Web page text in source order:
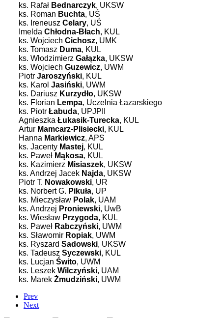
ks. Rafał Bednarczyk, UKSW
ks. Roman Buchta, UŚ
ks. Ireneusz Celary, UŚ
Imelda Chłodna-Błach, KUL
ks. Wojciech Cichosz, UMK
ks. Tomasz Duma, KUL
ks. Włodzimierz Gałązka, UKSW
ks. Wojciech Guzewicz, UWM
Piotr Jaroszyński, KUL
ks. Karol Jasiński, UWM
ks. Dariusz Kurzydło, UKSW
ks. Florian Lempa, Uczelnia Łazarskiego
ks. Piotr Łabuda, UPJPII
Agnieszka Łukasik-Turecka, KUL
Artur Mamcarz-Plisiecki, KUL
Hanna Markiewicz, APS
ks. Jacenty Mastej, KUL
ks. Paweł Mąkosa, KUL
ks. Kazimierz Misiaszek, UKSW
ks. Andrzej Jacek Najda, UKSW
Piotr T. Nowakowski, UR
ks. Norbert G. Pikuła, UP
ks. Mieczysław Polak, UAM
ks. Andrzej Proniewski, UwB
ks. Wiesław Przygoda, KUL
ks. Paweł Rabczyński, UWM
ks. Sławomir Ropiak, UWM
ks. Ryszard Sadowski, UKSW
ks. Tadeusz Syczewski, KUL
ks. Lucjan Świto, UWM
ks. Leszek Wilczyński, UAM
ks. Marek Żmudziński, UWM
Prev
Next